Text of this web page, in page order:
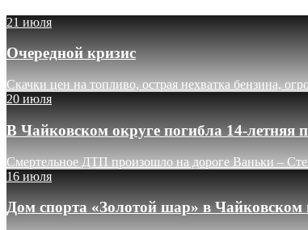
21 июля
Очередной кризис
Скачки цен на топливо, острая нехватка бензина,
20 июля
В Чайковском округе погибла 14-летняя
Смертельное ДТП произошло на дороге Ваньки –
16 июля
Дом спорта «Золотой шар» в Чайковском